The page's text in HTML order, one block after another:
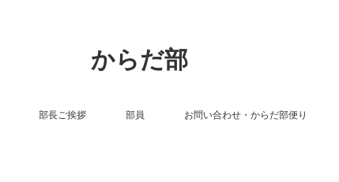
からだ部
部長ご挨拶 部員 お問い合わせ・からだ部便り